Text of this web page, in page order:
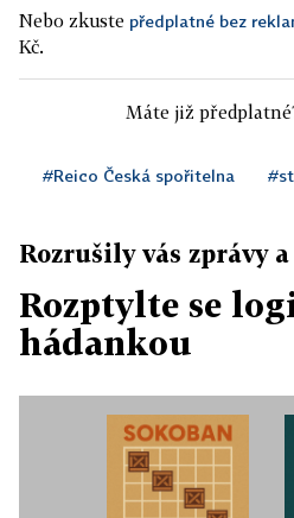
Nebo zkuste předplatné bez
Kč.
Máte již
#Reico Česká spořitelna
Rozrušily vás zprávy
Rozptylte se
hádankou